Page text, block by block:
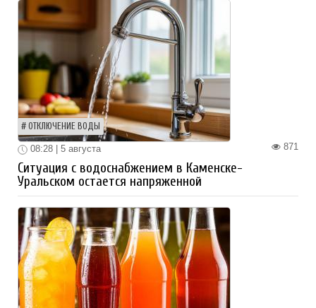
ОТКЛЮЧЕНИЕ ВОДЫ
871
08:28 | 5 августа
Ситуация с водоснабжением в Каменске-
Уральском остается напряженной